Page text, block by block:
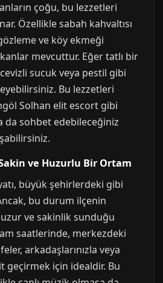
çoğu, bu lezzetleri
Özellikle sabah kahvaltısı
ve köy ekmeği
mevcuttur. Eğer tatlı bir
sucuk veya pestil gibi
Bu lezzetleri
Solhan elit escort gibi
da sohbet edebileceğiniz
ve Huzurlu Bir Ortam
büyük şehirlerdeki gibi
bu durum ilçenin
ve sakinlik sunduğu
saatlerinde, merkezdeki
arkadaşlarınızla veya
geçirmek için idealdir. Bu